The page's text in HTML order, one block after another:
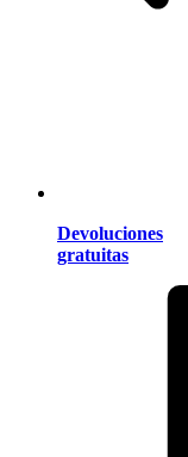
Devoluciones
gratuitas